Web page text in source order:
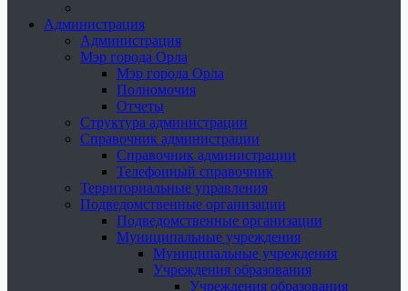
Администрация
Администрация
Мэр города Орла
Мэр города Орла
Полномочия
Отчеты
Структура администрации
Справочник администрации
Справочник администрации
Телефонный справочник
Территориальные управления
Подведомственные организации
Подведомственные организации
Муниципальные учреждения
Муниципальные учреждения
Учреждения образования
Учреждения образования